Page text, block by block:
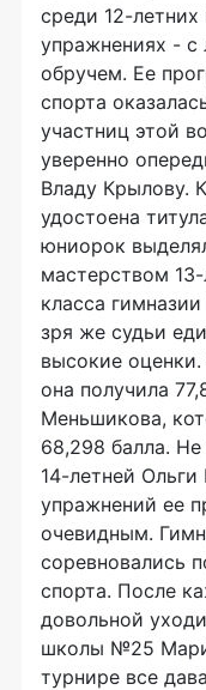
среди 12-
упражнениях - с
обручем. Ее
спорта
участниц этой
уверенно
Владу Крылову.
удостоена
юниорок
мастерством
класса
зря же судьи
высокие
она получила
Меньшикова,
68,298 балла.
14-летней
упражнений ее
очевидным.
соревновались
спорта. После
довольной
школы №25
турнире все